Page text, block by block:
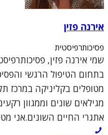
אירנה פזין
פסיכותרפיסטית
שמי אירנה פזין,
בתחום הטיפול הרגשי
מטופלים בקליניקה במרכז
מגילאים שונים וממגוון
אתגרי החיים השונים.אני